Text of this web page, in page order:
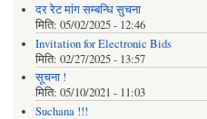
दर रेट मांग सम्बन्धि सुचना
मिति: 05/02/2025 - 12:46
Invitation for Electronic Bids
मिति: 02/27/2025 - 13:57
सूचना !
मिति: 05/10/2021 - 11:03
Suchana !!!